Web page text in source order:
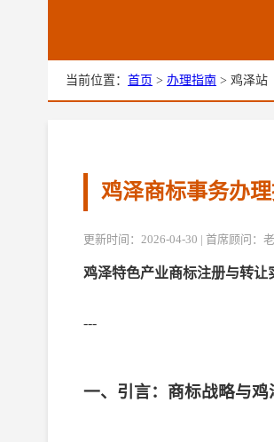
当前位置： 首页 > 办理指南 > 鸡泽站
鸡泽商标事务办理
更新时间：2026-04-30 | 首席顾问：
鸡泽特色产业商标注册与转
---
一、引言：商标战略与